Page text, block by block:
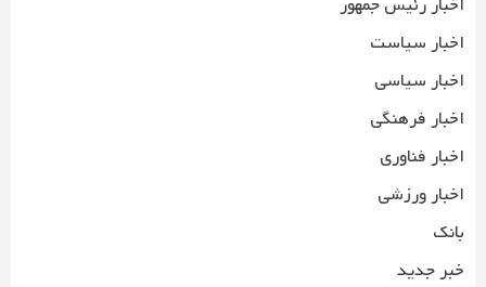
اخبار رئیس جمهور
اخبار سیاست
اخبار سیاسی
اخبار فرهنگی
اخبار فناوری
اخبار ورزشی
بانک
خبر جدید